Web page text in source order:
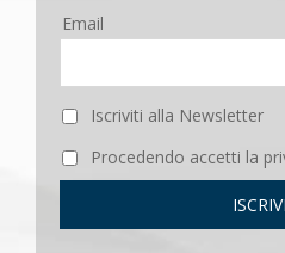
Email
Iscriviti alla Newsletter
Procedendo accetti la